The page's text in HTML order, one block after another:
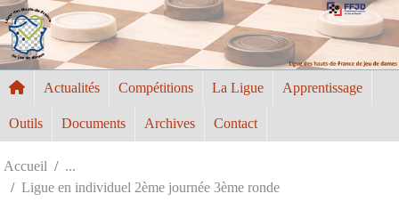
Actualités Compétitions La Ligue Apprentissage
Outils Documents Archives Contact
Accueil
Ligue en individuel 2ème journée 3ème ronde
Panneau de gestion des cookies